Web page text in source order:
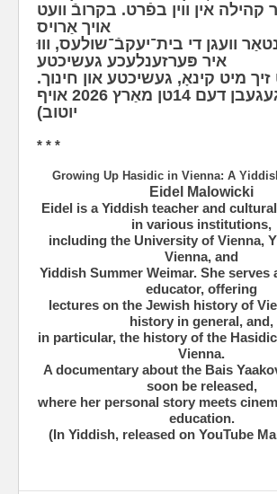
קהילה אין ווין בפֿרט. בקרובֿ וועט
אויך אַרויס
וועגן די בית־יעקבֿ־שולעס, וווּ
איר פּערזענלעכע געשיכטע
מיט קינאָ, געשיכטע און חינוך.
(אַרויסגעגעבן דעם 14טן מאַרץ 2026 אויף
יוטוב)
* * *
Growing Up Hasidic in Vienna: A
Eidel Malowicki
Eidel is a Yiddish teacher and
in various institutions,
including the University of Vienna,
Vienna, and
Yiddish Summer Weimar. She serves
educator, offering
lectures on the Jewish history of
history in general, and,
in particular, the history of the
Vienna.
A documentary about the Bais
soon be released,
where her personal story meets
education.
(In Yiddish, released on YouTube